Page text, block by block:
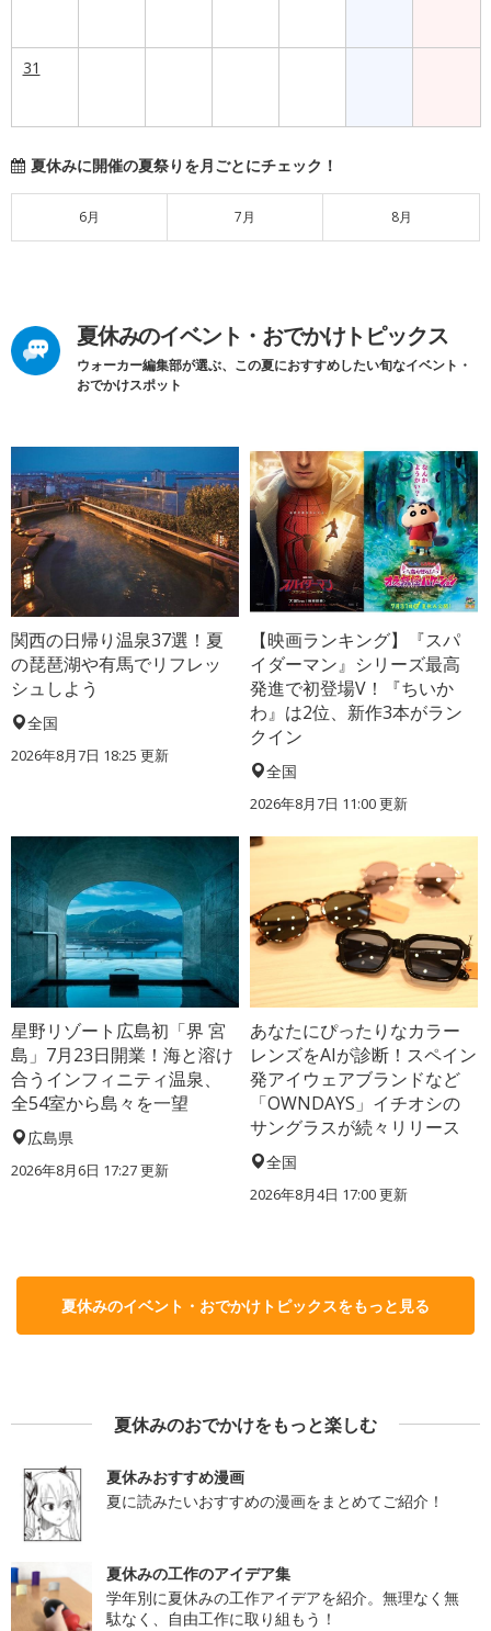
31
夏休みに開催の夏祭りを月ごとにチェック！
6月 7月 8月
夏休みのイベント・おでかけトピックス
ウォーカー編集部が選ぶ、この夏におすすめしたい旬なイベント・
おでかけスポット
関西の日帰り温泉37選！夏
の琵琶湖や有馬でリフレッ
シュしよう
全国
2026年8月7日 18:25 更新
【映画ランキング】『スパ
イダーマン』シリーズ最高
発進で初登場V！『ちいか
わ』は2位、新作3本がラン
クイン
全国
2026年8月7日 11:00更新
星野リゾート広島初「界 宮
島」7月23日開業！海と溶け
合うインフィニティ温泉、
全54室から島々を一望
広島県
2026年8月6日 17:27更新
あなたにぴったりなカラー
レンズをAIが診断！スペイン
発アイウェアブランドなど
「OWNDAYS」イチオシの
サングラスが続々リリース
全国
2026年8月4日 17:00更新
夏休みのイベント・おでかけトピックスをもっと見る
夏休みのおでかけをもっと楽しむ
夏休みおすすめ漫画
夏に読みたいおすすめの漫画をまとめてご紹介！
夏休みの工作のアイデア集
学年別に夏休みの工作アイデアを紹介。無理なく無
駄なく、自由工作に取り組もう！